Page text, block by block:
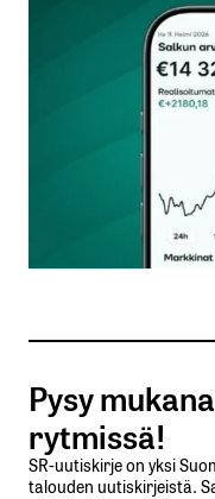
Kommentti*
Nimesi tai
Tilaa
Lähetä
Pysy
rytmissä!
SR-uutiskirje on yksi
talouden uutiskirjeistä.